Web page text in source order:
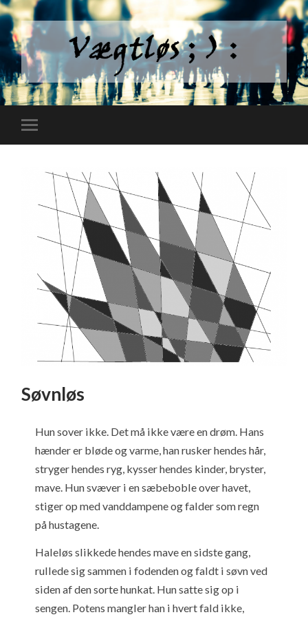
Søvnløs
Hun sover ikke. Det må ikke være en drøm. Hans
hænder er bløde og varme, han rusker hendes hår,
stryger hendes ryg, kysser hendes kinder, bryster,
mave. Hun svæver i en sæbeboble over havet,
stiger op med vanddampene og falder som regn
på hustagene.
Haleløs slikkede hendes mave en sidste gang,
rullede sig sammen i fodenden og faldt i søvn ved
siden af den sorte hunkat. Hun satte sig op i
sengen. Potens mangler han i hvert fald ikke,